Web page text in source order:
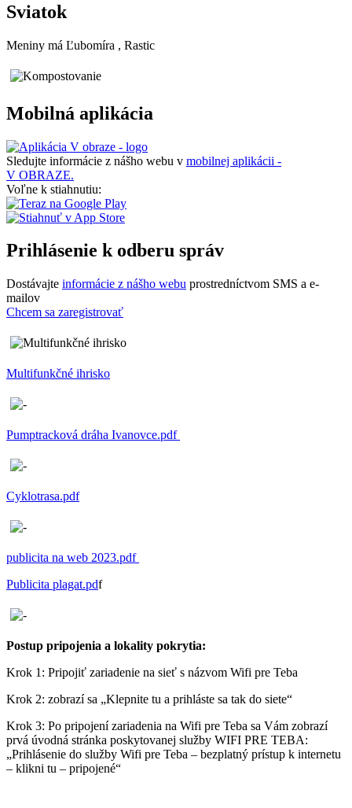
Sviatok
Meniny má Ľubomíra , Rastic
Mobilná aplikácia
Sledujte informácie z nášho webu v mobilnej aplikácii -
V OBRAZE.
Voľne k stiahnutiu:
Prihlásenie k odberu správ
Dostávajte informácie z nášho webu prostredníctvom SMS a e-
mailov
Chcem sa zaregistrovať
Multifunkčné ihrisko
Pumptracková dráha Ivanovce.pdf
Cyklotrasa.pdf
publicita na web 2023.pdf
Publicita plagat.pdf
Postup pripojenia a lokality pokrytia:
Krok 1: Pripojiť zariadenie na sieť s názvom Wifi pre Teba
Krok 2: zobrazí sa „Klepnite tu a prihláste sa tak do siete“
Krok 3: Po pripojení zariadenia na Wifi pre Teba sa Vám zobrazí
prvá úvodná stránka poskytovanej služby WIFI PRE TEBA:
„Prihlásenie do služby Wifi pre Teba – bezplatný prístup k internetu
– klikni tu – pripojené“